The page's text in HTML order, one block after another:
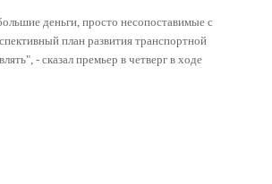
деньги, просто несопоставимые с
план развития транспортной
- сказал премьер в четверг в ходе